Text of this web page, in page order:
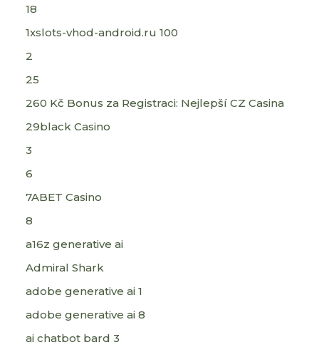
18
1xslots-vhod-android.ru 100
2
25
260 Kč Bonus za Registraci: Nejlepší CZ Casina
29black Casino
3
6
7ABET Casino
8
a16z generative ai
Admiral Shark
adobe generative ai 1
adobe generative ai 8
ai chatbot bard 3